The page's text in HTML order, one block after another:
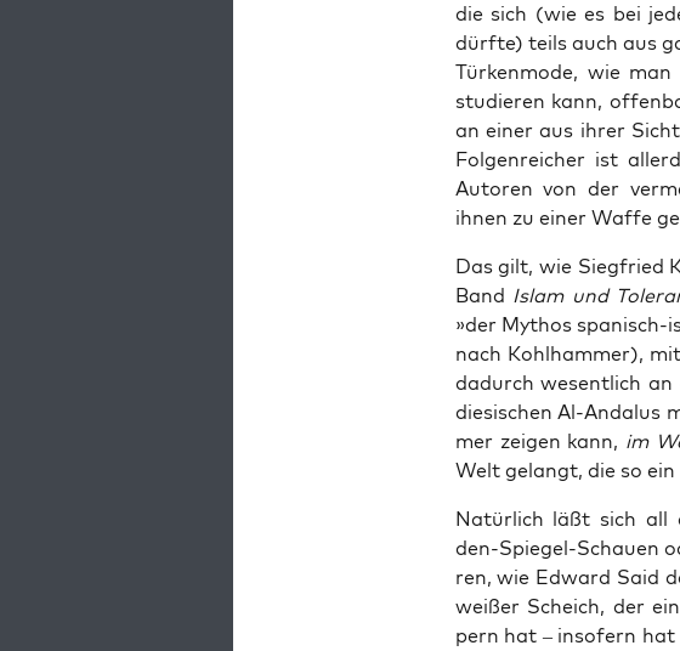
die sich (wie es bei
dürf­te) teils auch aus
Tür­ken­mo­de, wie
stu­die­ren kann,
an einer aus ihrer
Fol­gen­rei­cher ist
Autoren von der
ihnen zu einer Waf­fe
Das gilt, wie Sieg­fried
Band Islam und
»der Mythos spa­nisch-
nach Kohl­ham­mer),
dadurch wesent­lich
die­si­schen Al-Anda­lus
mer zei­gen kann, im
Welt gelangt, die so
Natür­lich läßt sich all
den-Spie­gel-Schau­en
ren, wie Edward Said
wei­ßer Scheich, der
pern hat – inso­fern